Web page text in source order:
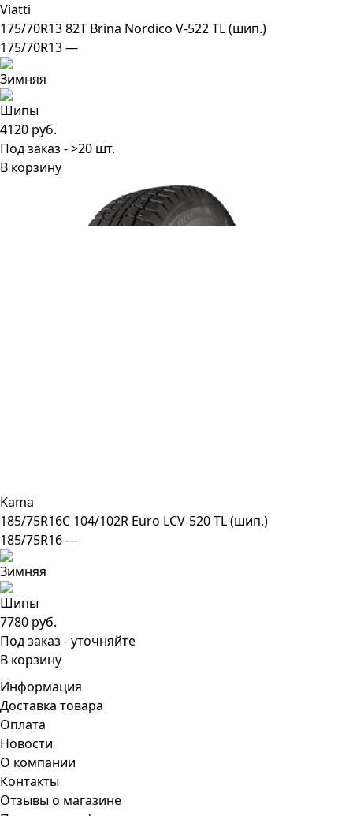
Viatti
175/70R13 82T Brina Nordico V-522 TL (шип.)
175/70R13 —
4120 руб.
Под заказ - >20 шт.
В корзину
Kama
185/75R16C 104/102R Euro LCV-520 TL (шип.)
185/75R16 —
7780 руб.
Под заказ - уточняйте
В корзину
Информация
Доставка товара
Оплата
Новости
О компании
Контакты
Отзывы о магазине